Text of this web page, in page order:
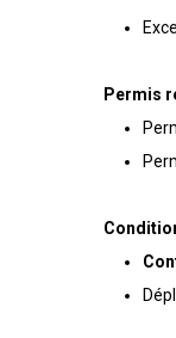
Permis